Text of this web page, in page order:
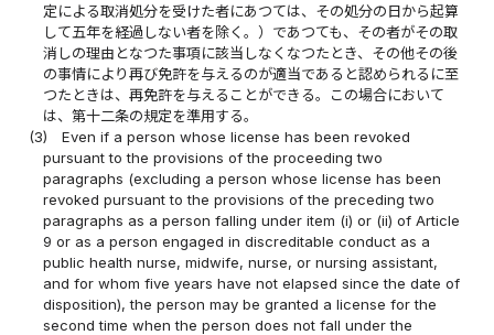
定による取消処分を受けた者にあつては、その処分の日から起算
して五年を経過しない者を除く。）であつても、その者がその取
消しの理由となつた事項に該当しなくなつたとき、その他その後
の事情により再び免許を与えるのが適当であると認められるに至
つたときは、再免許を与えることができる。この場合において
は、第十二条の規定を準用する。
(3)
Even if a person whose license has been revoked
pursuant to the provisions of the proceeding two
paragraphs (excluding a person whose license has been
revoked pursuant to the provisions of the preceding two
paragraphs as a person falling under item (i) or (ii) of Article
9 or as a person engaged in discreditable conduct as a
public health nurse, midwife, nurse, or nursing assistant,
and for whom five years have not elapsed since the date of
disposition), the person may be granted a license for the
second time when the person does not fall under the